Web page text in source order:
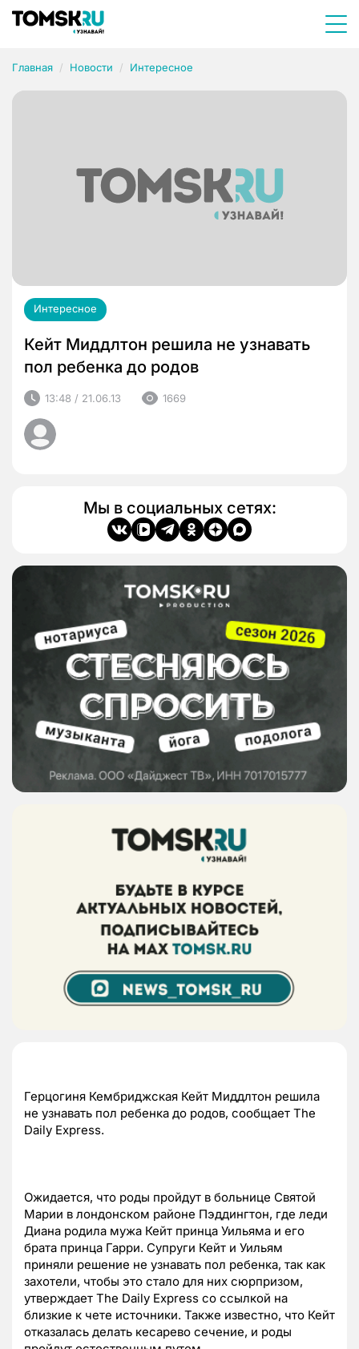
Главная Новости Интересное
Интересное
Кейт Миддлтон решила не узнавать
пол ребенка до родов
13:48 / 21.06.13 1669
Мы в социальных сетях:
Герцогиня Кембриджская Кейт Миддлтон решила
не узнавать пол ребенка до родов, сообщает The
Daily Express.
Ожидается, что роды пройдут в больнице Святой
Марии в лондонском районе Пэддингтон, где леди
Диана родила мужа Кейт принца Уильяма и его
брата принца Гарри. Супруги Кейт и Уильям
приняли решение не узнавать пол ребенка, так как
захотели, чтобы это стало для них сюрпризом,
утверждает The Daily Express со ссылкой на
близкие к чете источники. Также известно, что Кейт
отказалась делать кесарево сечение, и роды